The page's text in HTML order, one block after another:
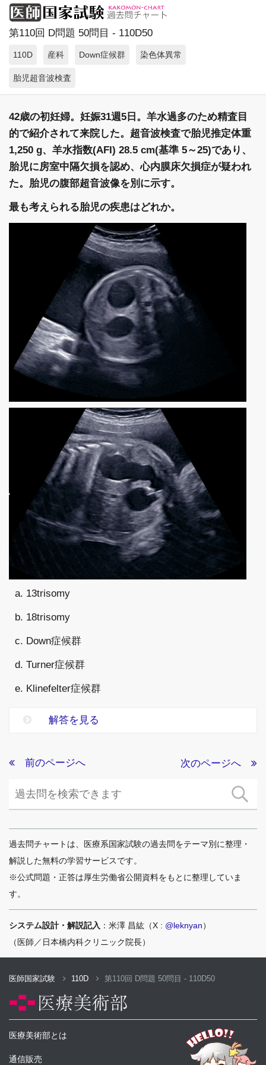
第110回 D問題 50問目 - 110D50
110D 産科 Down症候群 染色体異常
胎児超音波検査
42歳の初妊婦。妊娠31週5日。羊水過多のため精査目
的で紹介されて来院した。超音波検査で胎児推定体重
1,250 g、羊水指数(AFI) 28.5 cm(基準 5～25)であり、
胎児に房室中隔欠損を認め、心内膜床欠損症が疑われ
た。胎児の腹部超音波像を別に示す。
最も考えられる胎児の疾患はどれか。
a. 13trisomy
b. 18trisomy
c. Down症候群
d. Turner症候群
e. Klinefelter症候群
解答を見る
前のページへ 次のページへ
過去問チャートは、医療系国家試験の過去問をテーマ別に整理・
解説した無料の学習サービスです。
※公式問題・正答は厚生労働省公開資料をもとに整理していま
す。
システム設計・解説記入 ：米澤 昌紘（X : @leknyan）
（医師／日本橋内科クリニック院長）
医師国家試験 110D 第110回 D問題 50問目 - 110D50
医療美術部とは
通信販売